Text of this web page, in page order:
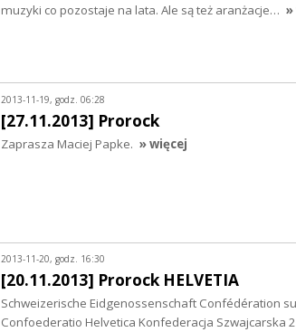
muzyki co pozostaje na lata. Ale są też aranżacje… »
2013-11-19, godz. 06:28
[27.11.2013] Prorock
Zaprasza Maciej Papke. » więcej
2013-11-20, godz. 16:30
[20.11.2013] Prorock HELVETIA
Schweizerische Eidgenossenschaft Confédération
Confoederatio Helvetica Konfederacja Szwajcarska